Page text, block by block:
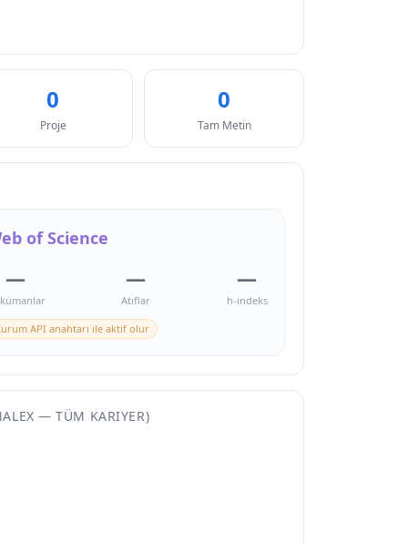
0
Proje
0
Tam Metin
of Science
— —
Atıflar
—
h-indeks
API anahtarı ile aktif olur
— TÜM KARIYER)